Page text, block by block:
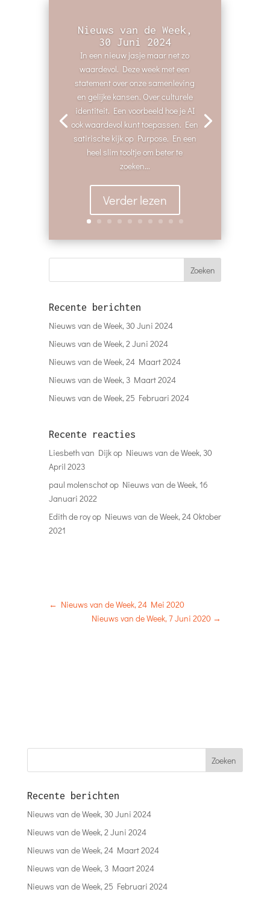
Nieuws van de Week,
30 Juni 2024
In een nieuw jasje maar net zo
waardevol. Deze week met een
statement over onze samenleving
en gelijke kansen. Over culturele
identiteit. Een voorbeeld hoe je AI
ook waardevol kunt toepassen. Een
satirische kijk op Purpose. En een
heel slim tooltje om beter te
zoeken...
Verder lezen
Recente berichten
Nieuws van de Week, 30 Juni 2024
Nieuws van de Week, 2 Juni 2024
Nieuws van de Week, 24 Maart 2024
Nieuws van de Week, 3 Maart 2024
Nieuws van de Week, 25 Februari 2024
Recente reacties
Liesbeth van Dijkop Nieuws van de Week, 30
April 2023
paul molenschotop Nieuws van de Week, 16
Januari 2022
Edith de royop Nieuws van de Week, 24 Oktober
2021
← Nieuws van de Week, 24 Mei 2020
Nieuws van de Week, 7 Juni 2020 →
Recente berichten
Nieuws van de Week, 30 Juni 2024
Nieuws van de Week, 2 Juni 2024
Nieuws van de Week, 24 Maart 2024
Nieuws van de Week, 3 Maart 2024
Nieuws van de Week, 25 Februari 2024